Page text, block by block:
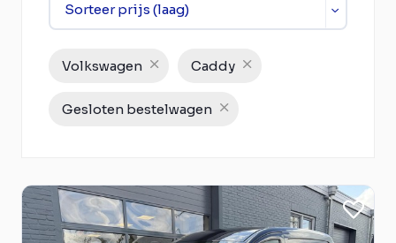
Volkswagen Caddy
Gesloten bestelwagen